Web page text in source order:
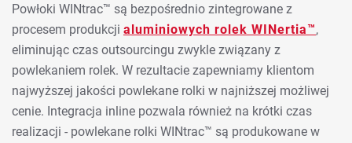
Powłoki WINtrac™ są bezpośrednio zintegrowane z
procesem produkcji aluminiowych rolek WINertia™,
eliminując czas outsourcingu zwykle związany z
powlekaniem rolek. W rezultacie zapewniamy klientom
najwyższej jakości powlekane rolki w najniższej możliwej
cenie. Integracja inline pozwala również na krótki czas
realizacji - powlekane rolki WINtrac™ są produkowane w